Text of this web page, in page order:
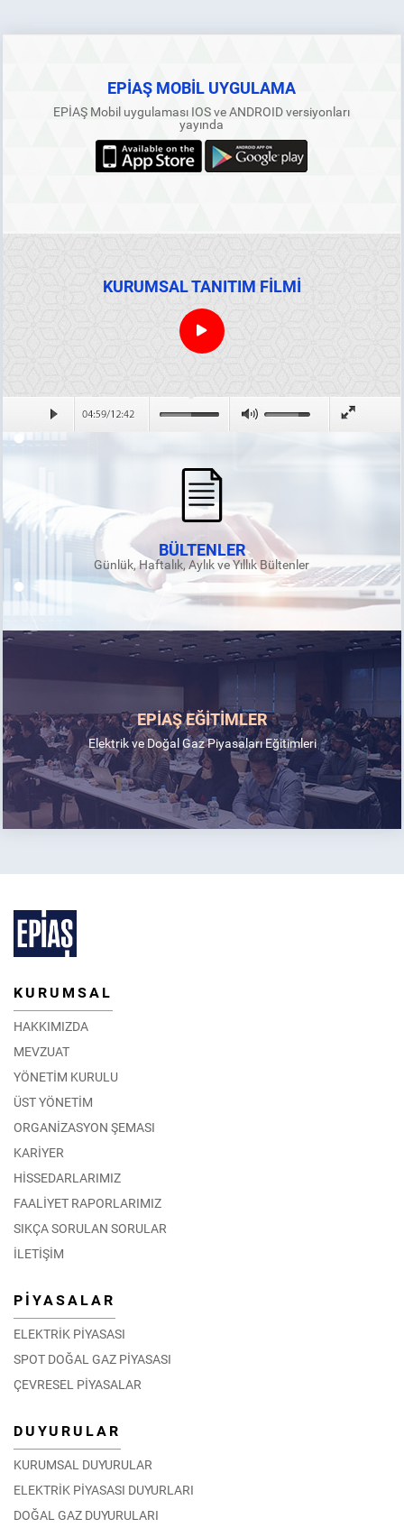
EPİAŞ MOBİL UYGULAMA
EPİAŞ Mobil uygulaması IOS ve ANDROID versiyonları
yayında
KURUMSAL TANITIM FİLMİ
BÜLTENLER
Günlük, Haftalık, Aylık ve Yıllık Bültenler
EPİAŞ EĞİTİMLER
Elektrik ve Doğal Gaz Piyasaları Eğitimleri
KURUMSAL
HAKKIMIZDA
MEVZUAT
YÖNETİM KURULU
ÜST YÖNETİM
ORGANİZASYON ŞEMASI
KARİYER
HİSSEDARLARIMIZ
FAALİYET RAPORLARIMIZ
SIKÇA SORULAN SORULAR
İLETİŞİM
PİYASALAR
ELEKTRİK PİYASASI
SPOT DOĞAL GAZ PİYASASI
ÇEVRESEL PİYASALAR
DUYURULAR
KURUMSAL DUYURULAR
ELEKTRİK PİYASASI DUYURLARI
DOĞAL GAZ DUYURULARI